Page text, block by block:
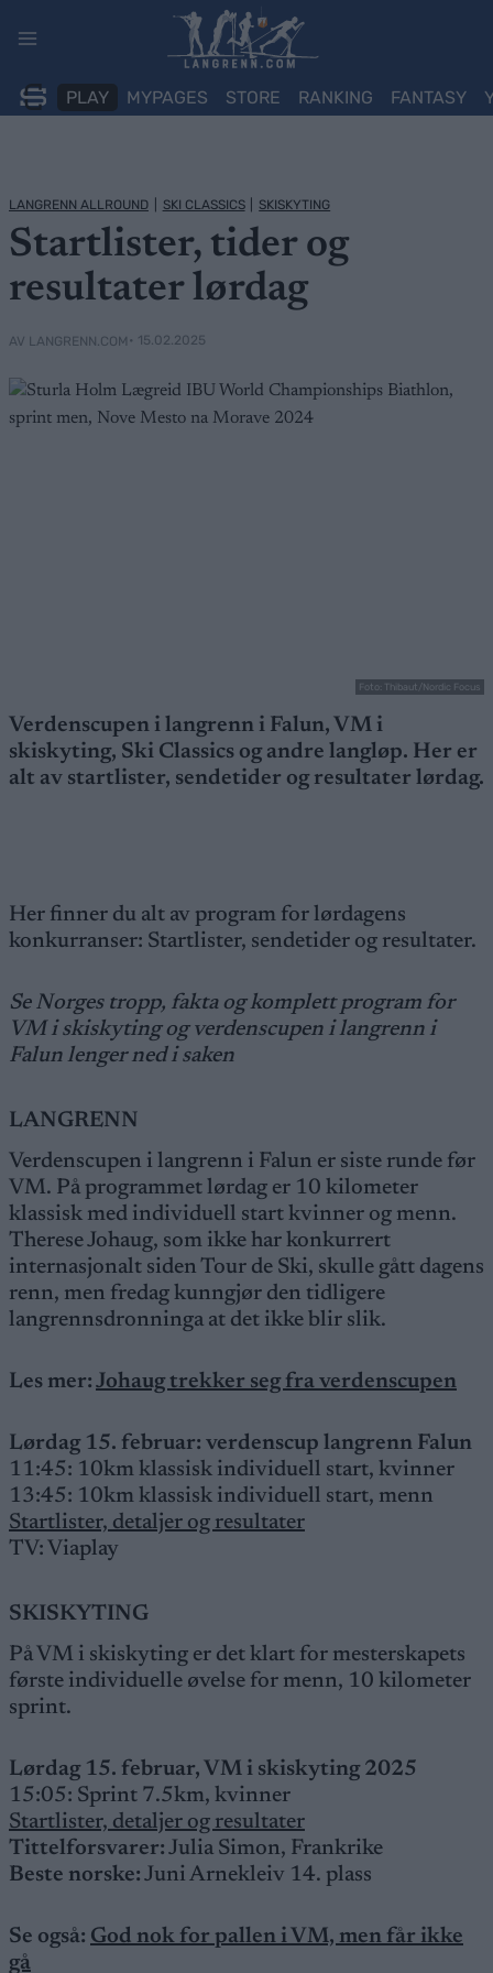
PLAY MYPAGES STORE RANKING FANTASY
LANGRENN ALLROUND SKI CLASSICS SKISKYTING
Startlister, tider og
resultater lørdag
AV LANGRENN.COM • 15.02.2025
Foto: Thibaut/Nordic Focus
Verdenscupen i langrenn i Falun, VM i
skiskyting, Ski Classics og andre langløp. Her er
alt av startlister, sendetider og resultater lørdag.
Her finner du alt av program for lørdagens
konkurranser: Startlister, sendetider og resultater.
Se Norges tropp, fakta og komplett program for
VM i skiskyting og verdenscupen i langrenn i
Falun lenger ned i saken
LANGRENN
Verdenscupen i langrenn i Falun er siste runde før
VM. På programmet lørdag er 10 kilometer
klassisk med individuell start kvinner og menn.
Therese Johaug, som ikke har konkurrert
internasjonalt siden Tour de Ski, skulle gått dagens
renn, men fredag kunngjør den tidligere
langrennsdronninga at det ikke blir slik.
Les mer: Johaug trekker seg fra verdenscupen
Lørdag 15. februar: verdenscup langrenn Falun
11:45: 10km klassisk individuell start, kvinner
13:45: 10km klassisk individuell start, menn
Startlister, detaljer og resultater
TV: Viaplay
SKISKYTING
På VM i skiskyting er det klart for mesterskapets
første individuelle øvelse for menn, 10 kilometer
sprint.
Lørdag 15. februar, VM i skiskyting 2025
15:05: Sprint 7.5km, kvinner
Startlister, detaljer og resultater
Tittelforsvarer: Julia Simon, Frankrike
Beste norske: Juni Arnekleiv 14. plass
Se også: God nok for pallen i VM, men får ikke
gå